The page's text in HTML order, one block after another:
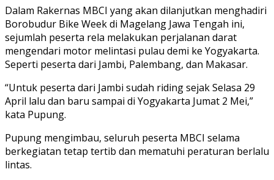
Dalam Rakernas MBCI yang akan dilanjutkan menghadiri
Borobudur Bike Week di Magelang Jawa Tengah ini,
sejumlah peserta rela melakukan perjalanan darat
mengendari motor melintasi pulau demi ke Yogyakarta.
Seperti peserta dari Jambi, Palembang, dan Makasar.
“Untuk peserta dari Jambi sudah riding sejak Selasa 29
April lalu dan baru sampai di Yogyakarta Jumat 2 Mei,”
kata Pupung.
Pupung mengimbau, seluruh peserta MBCI selama
berkegiatan tetap tertib dan mematuhi peraturan berlalu
lintas.